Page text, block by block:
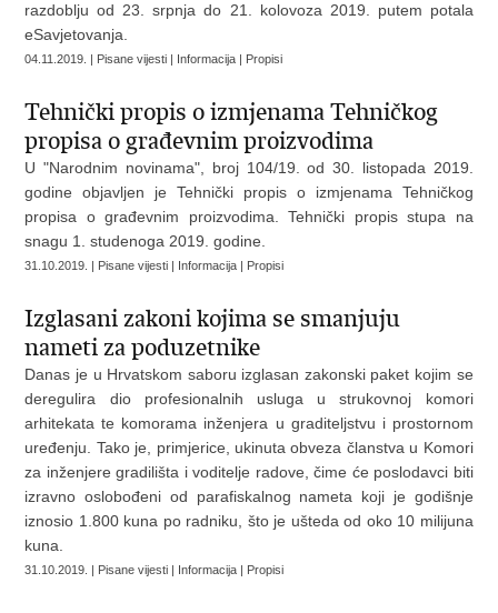
razdoblju od 23. srpnja do 21. kolovoza 2019. putem potala
eSavjetovanja.
04.11.2019. | Pisane vijesti | Informacija | Propisi
Tehnički propis o izmjenama Tehničkog
propisa o građevnim proizvodima
U "Narodnim novinama", broj 104/19. od 30. listopada 2019.
godine objavljen je Tehnički propis o izmjenama Tehničkog
propisa o građevnim proizvodima. Tehnički propis stupa na
snagu 1. studenoga 2019. godine.
31.10.2019. | Pisane vijesti | Informacija | Propisi
Izglasani zakoni kojima se smanjuju
nameti za poduzetnike
Danas je u Hrvatskom saboru izglasan zakonski paket kojim se
deregulira dio profesionalnih usluga u strukovnoj komori
arhitekata te komorama inženjera u graditeljstvu i prostornom
uređenju. Tako je, primjerice, ukinuta obveza članstva u Komori
za inženjere gradilišta i voditelje radove, čime će poslodavci biti
izravno oslobođeni od parafiskalnog nameta koji je godišnje
iznosio 1.800 kuna po radniku, što je ušteda od oko 10 milijuna
kuna.
31.10.2019. | Pisane vijesti | Informacija | Propisi